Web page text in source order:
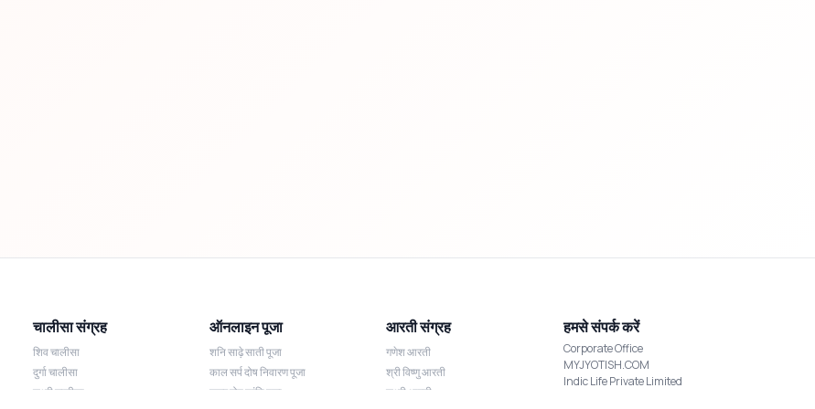
चालीसा संग्रह
शिव चालीसा
दुर्गा चालीसा
लक्ष्मी चालीसा
ऑनलाइन पूजा
शनि साढ़े साती पूजा
काल सर्प दोष निवारण पूजा
नज़र दोष शांति पूजा
आरती संग्रह
गणेश आरती
श्री विष्णु आरती
लक्ष्मी आरती
हमसे संपर्क करें
Corporate Office
MYJYOTISH.COM
Indic Life Private Limited